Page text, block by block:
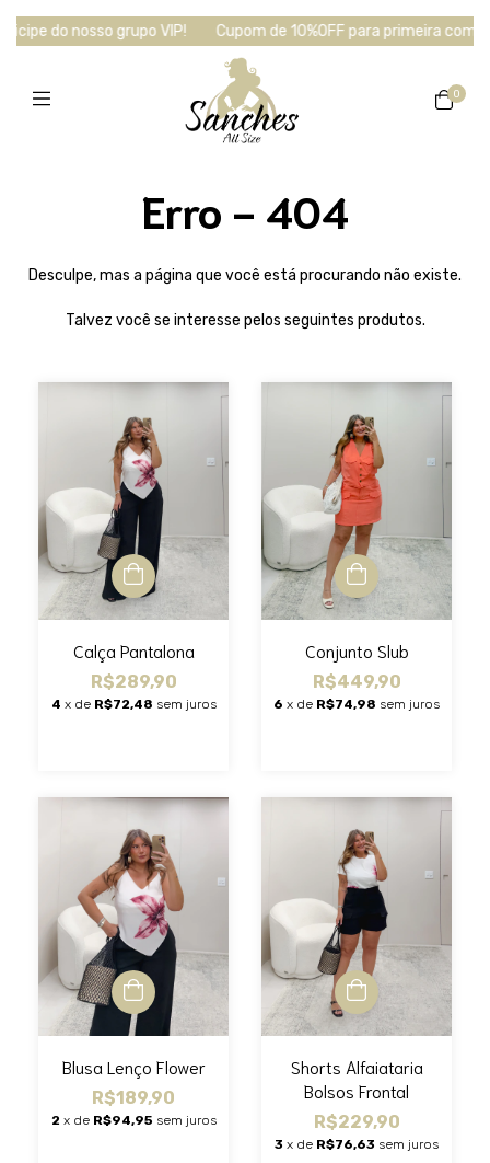
do nosso grupo VIP! Cupom de 10%OFF para primeira
0
Erro - 404
Desculpe, mas a página que você está procurando não existe.
Talvez você se interesse pelos seguintes produtos.
Calça Pantalona
R$289,90
4 x de R$72,48 sem juros
Conjunto Slub
R$449,90
6 x de R$74,98 sem juros
Blusa Lenço Flower
R$189,90
2 x de R$94,95 sem juros
Shorts Alfaiataria
Bolsos Frontal
R$229,90
3 x de R$76,63 sem juros